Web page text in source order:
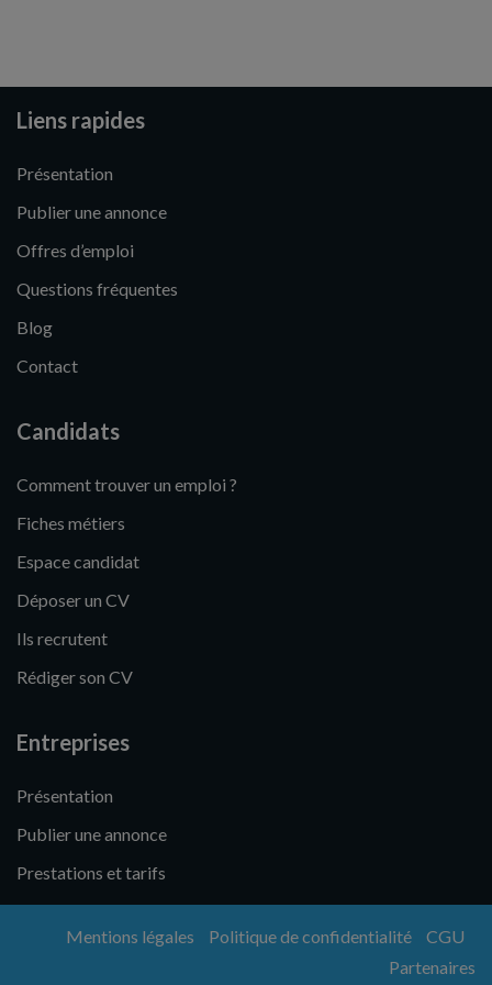
Liens rapides
Présentation
Publier une annonce
Offres d’emploi
Questions fréquentes
Blog
Contact
Candidats
Comment trouver un emploi ?
Fiches métiers
Espace candidat
Déposer un CV
Ils recrutent
Rédiger son CV
Entreprises
Présentation
Publier une annonce
Prestations et tarifs
Mentions légales Politique de confidentialité
CGU
Partenaires